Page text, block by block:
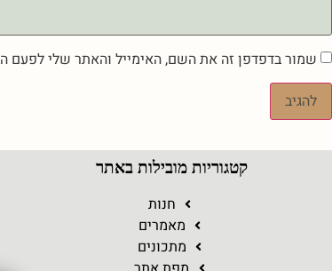
שמור בדפדפן זה את השם, האימייל והאתר שלי לפעם
קטגוריות מובילות באתר
חנות
מאמרים
מתכונים